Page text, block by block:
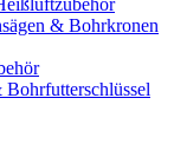
& Bohrkronen